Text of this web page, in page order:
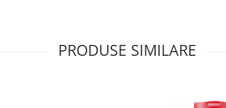
PRODUSE SIMILARE